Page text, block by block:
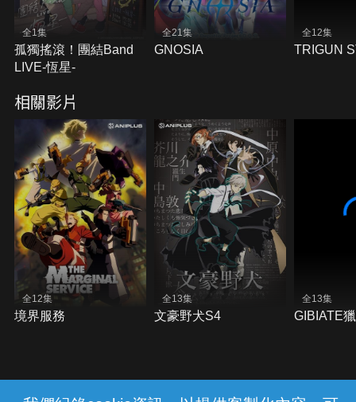
全1集
孤獨搖滾！團結Band
LIVE-恆星-
全21集
GNOSIA
全12集
TRIGUN
相關影片
全12集
境界服務
全13集
文豪野犬S4
全13集
GIBIATE